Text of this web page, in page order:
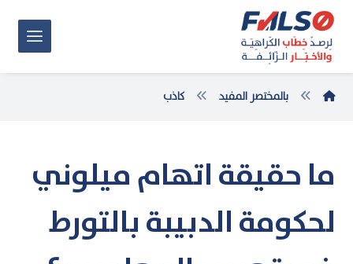
بالمختصر المفيد كاذب
ما حقيقة اتهام ميلوني
لحكومة الدبيبة بالتورط